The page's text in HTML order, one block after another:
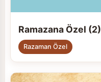
Ramazana Özel (2)
Razaman Özel